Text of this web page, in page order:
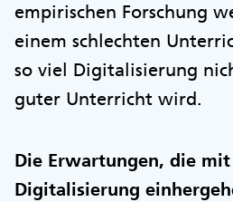
empirischen Forschung
einem schlechten
so viel Digitalisierung
guter Unterricht wird.
Die Erwartungen, die
Digitalisierung